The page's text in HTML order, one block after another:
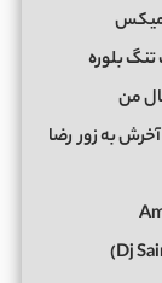
بلوره
من
به زوررضا